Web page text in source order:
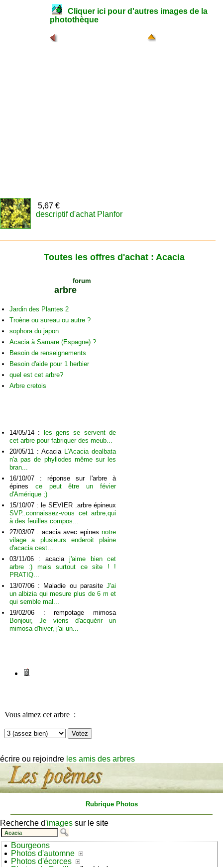
Cliquer ici pour d'autres images de la
photothèque
5,67 €
descriptif d'achat Planfor
Toutes les offres d'achat : Acacia
forum
arbre
Jardin des Plantes 2
Troène ou sureau ou autre ?
sophora du japon
Acacia à Samare (Espagne) ?
Besoin de renseignements
Besoin d'aide pour 1 herbier
quel est cet arbre?
Arbre cretois
14/05/14 :
les gens se servent de
cet arbre pour fabriquer des meub...
20/05/11 : Acacia L'Acacia dealbata
n'a pas de phyllodes même sur les
bran...
16/10/07 : réponse sur l'arbre à
épines ce peut être un févier
d'Amérique ;)
15/10/07 : le SEVIER .arbre épineux
SVP..connaissez-vous cet arbre,qui
à des feuilles compos...
27/03/07 : acacia avec epinesnotre
vilage a plusieurs enderoit plaine
d'acacia cest...
03/11/06 : acacia j'aime bien cet
arbre :) mais surtout ce site ! !
PRATIQ...
13/07/06 : Maladie ou parasiteJ'ai
un albizia qui mesure plus de 6 m et
qui semble mal...
19/02/06 : rempotage mimosa
Bonjour, Je viens d'acquérir un
mimosa d'hiver, j'ai un...
écrire ou rejoindre les amis des arbres
Rubrique Photos
Recherche d'images sur le site
Bourgeons
Photos d'automne
Photos d'écorces